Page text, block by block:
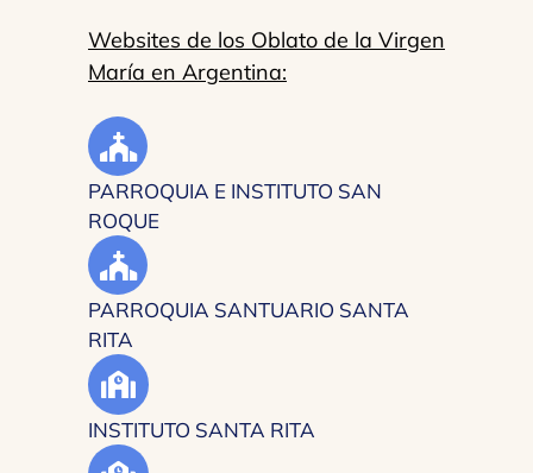
Websites de los Oblato de la Virgen
María en Argentina:
PARROQUIA E INSTITUTO SAN
ROQUE
PARROQUIA SANTUARIO SANTA
RITA
INSTITUTO SANTA RITA